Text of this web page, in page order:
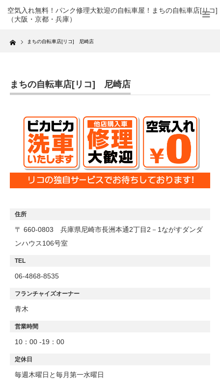
空気入れ無料！パンク修理大歓迎の自転車屋！まちの自転車店[リコ]
（大阪・京都・兵庫）
Home まちの自転車店[リコ] 尼崎店
まちの自転車店[リコ] 尼崎店
住所
〒 660-0803 兵庫県尼崎市長洲本通2丁目2－1ながすダンダ
ンハウス106号室
TEL
06-4868-8535
フランチャイズオーナー
青木
営業時間
10：00 ‐19：00
定休日
毎週木曜日と毎月第一水曜日